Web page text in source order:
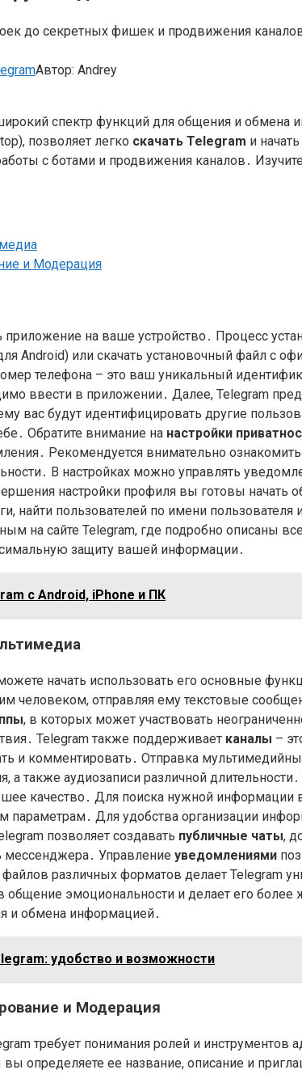
до секретных фишек и продвижения
Автор: Andrey
спектр функций для общения и обмена
позволяет легко скачать Telegram и
с ботами и продвижения каналов․
и Модерация
на ваше устройство․ Процесс
Android) или скачать установочный файл с
телефона – это ваш уникальный
ввести в приложении․ Далее, Telegram
вас будут идентифицировать другие
Обратите внимание на настройки
Рекомендуется внимательно
В настройках можно управлять
настройки профиля вы готовы начать
найти пользователей по имени
на сайте Telegram, где подробно описаны
защиту вашей информации․
с Android, iPhone и ПК
начать использовать его основные
человеком, отправляя ему текстовые
, в которых может участвовать
Telegram также поддерживает каналы –
и комментировать․ Отправка
а также аудиозаписи различной
качество․ Для поиска нужной информации
параметрам․ Для удобства организации
позволяет создавать публичные чаты,
Управление уведомлениями
различных форматов делает Telegram
общение эмоциональности и делает его
и обмена информацией․
удобство и возможности
и Модерация
требует понимания ролей и инструментов
определяете ее название, описание и